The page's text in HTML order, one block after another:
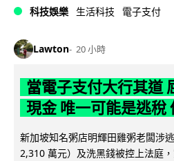
科技娛樂 生活科技 電子支付
Lawton 20 小時
當電子支付大行其道
現金 唯一可能是逃稅
新加坡知名粥店明輝田雞粥老闆涉
2,310 萬元）及洗黑錢被控上法庭